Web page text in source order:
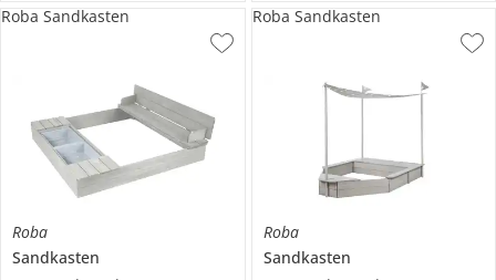
Roba
Sandkasten
Roba Sandkasten
Roba
Sandkasten
Roba Sandkasten